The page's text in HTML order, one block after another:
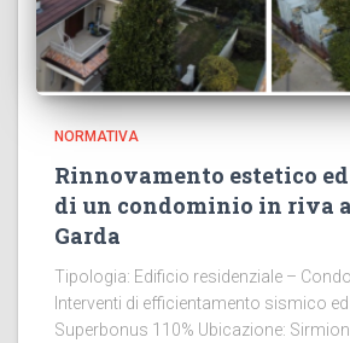
NORMATIVA
Rinnovamento estetico
di un condominio in riva
Garda
Tipologia: Edificio residenziale –
Interventi di efficientamento sismico
Superbonus 110% Ubicazione: